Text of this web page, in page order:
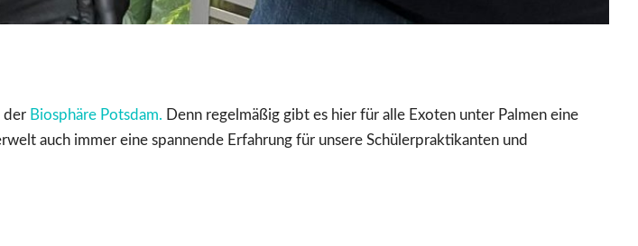
der Biosphäre Potsdam. Denn regelmäßig gibt es hier für alle Exoten unter Palmen eine
auch immer eine spannende Erfahrung für unsere Schülerpraktikanten und